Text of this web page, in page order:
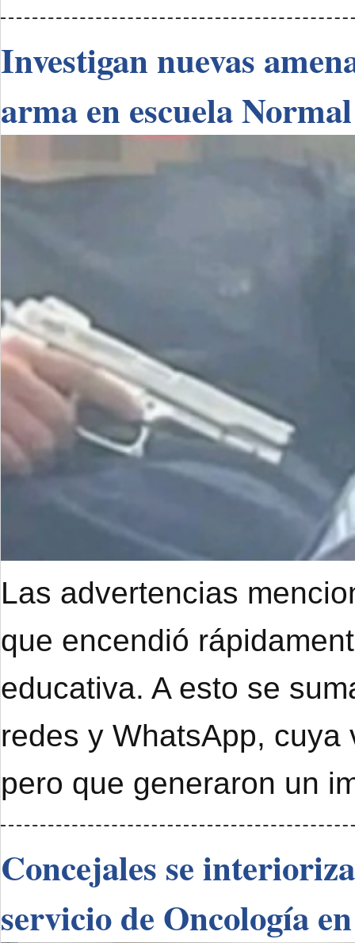
Investigan nuevas
arma en escuela Normal
Las advertencias
que encendió
educativa. A esto se
redes y WhatsApp,
pero que generaron un
Concejales se
servicio de Oncología